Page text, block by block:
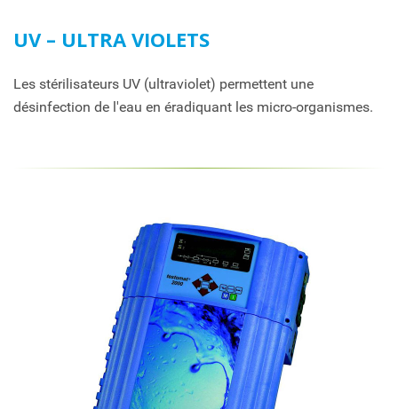
UV – ULTRA VIOLETS
Les stérilisateurs UV (ultraviolet) permettent une
désinfection de l'eau en éradiquant les micro-organismes.